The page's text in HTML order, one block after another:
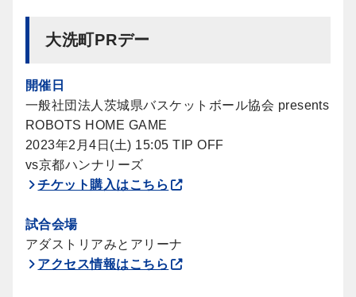
大洗町PRデー
開催日
一般社団法人茨城県バスケットボール協会 presents
ROBOTS HOME GAME
2023年2月4日(土) 15:05 TIP OFF
vs京都ハンナリーズ
チケット購入はこちら
試合会場
アダストリアみとアリーナ
アクセス情報はこちら